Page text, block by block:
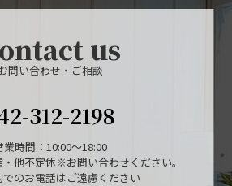
us
問い合わせ・ご相談
312-2198
業時間：10:00～18:00
他不定休※お問い合わせください。
でのお電話はご遠慮ください